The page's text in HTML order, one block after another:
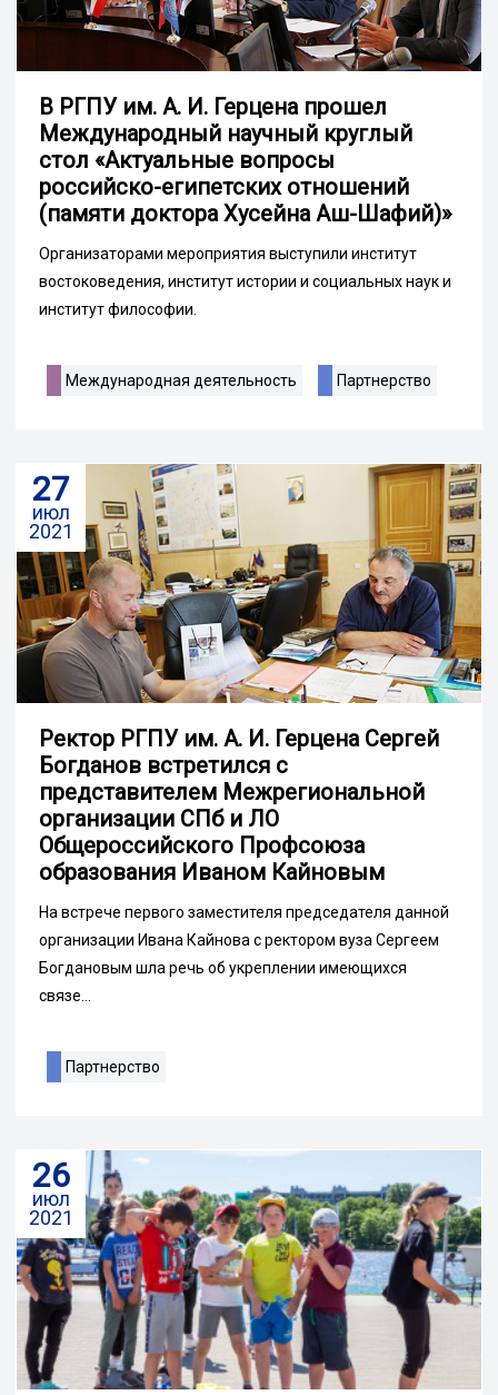
В РГПУ им. А. И. Герцена прошел
Международный научный круглый
стол «Актуальные вопросы
российско-египетских отношений
(памяти доктора Хусейна Аш-Шафий)»
Организаторами мероприятия выступили институт
востоковедения, институт истории и социальных наук и
институт философии.
Международная деятельность Партнерство
27
июл
2021
Ректор РГПУ им. А. И. Герцена Сергей
Богданов встретился с
представителем Межрегиональной
организации СПб и ЛО
Общероссийского Профсоюза
образования Иваном Кайновым
На встрече первого заместителя председателя данной
организации Ивана Кайнова с ректором вуза Сергеем
Богдановым шла речь об укреплении имеющихся
связе...
Партнерство
26
июл
2021